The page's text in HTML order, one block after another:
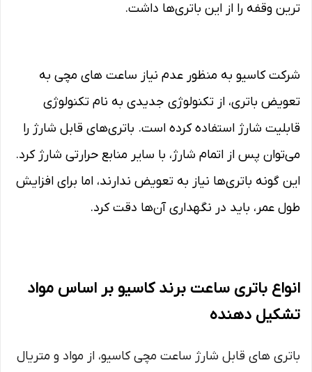
ترین وقفه را از این باتری‌ها داشت.
شرکت کاسیو به منظور عدم نیاز ساعت‌ های مچی به
تعویض باتری، از تکنولوژی جدیدی به نام تکنولوژی
قابلیت شارژ استفاده کرده است. باتری‌های قابل شارژ را
می‌توان پس از اتمام شارژ، با سایر منابع حرارتی شارژ کرد.
این گونه باتری‌ها نیاز به تعویض ندارند، اما برای افزایش
طول عمر، باید در نگهداری آن‌ها دقت کرد.
انواع باتری ساعت برند کاسیو بر اساس مواد
تشکیل دهنده
باتری‌ های قابل شارژ ساعت مچی کاسیو، از مواد و متریال